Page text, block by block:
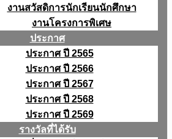
งานสวัสดิการนักเรียนนักศึกษา
งานโครงการพิเศษ
ประกาศ
ประกาศ ปี 2565
ประกาศ ปี 2566
ประกาศ ปี 2567
ประกาศ ปี 2568
ประกาศ ปี 2569
รางวัลที่ได้รับ